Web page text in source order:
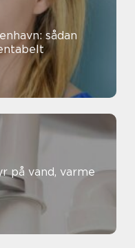
sådan